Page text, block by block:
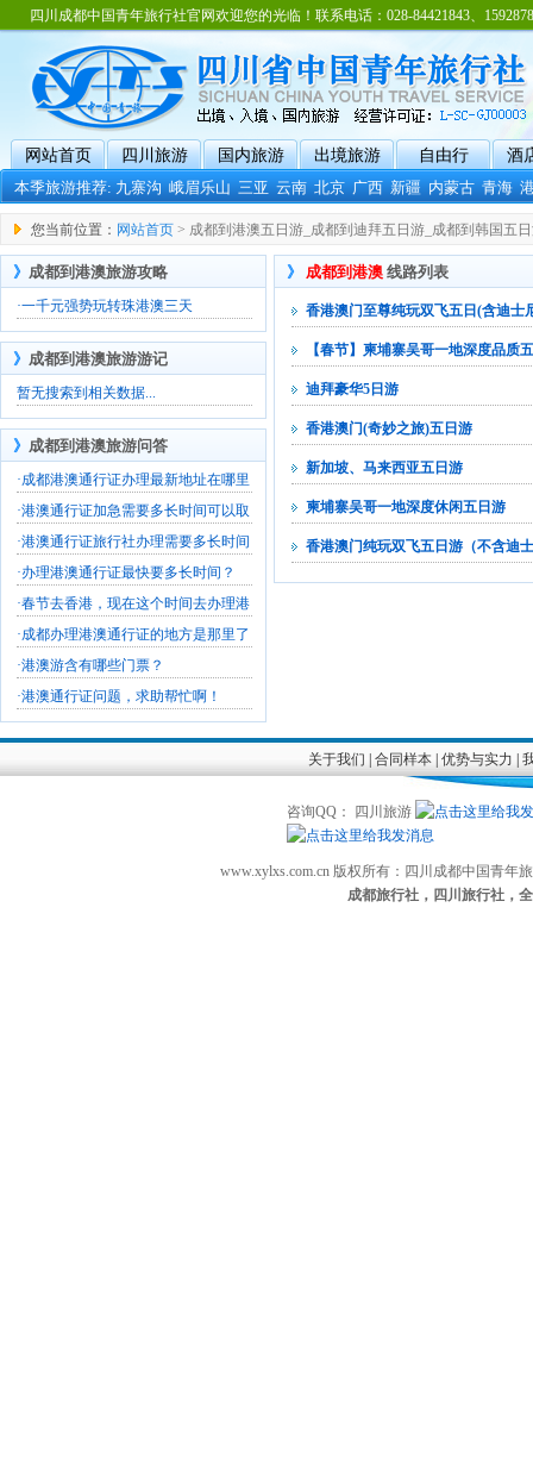
四川成都中国青年旅行社官网欢迎您的光临！联系电话：028-84421843、
网站首页 四川旅游 国内旅游 出境旅游 自由行
酒
本季旅游推荐:九寨沟 峨眉乐山 三亚 云南 北京 广西 新疆 内蒙古 青海
您当前位置： 网站首页 > 成都到港澳五日游_成都到迪拜五日游_成都到韩国五
》 成都到港澳旅游攻略
·一千元强势玩转珠港澳三天
》 成都到港澳旅游游记
暂无搜索到相关数据...
》 成都到港澳旅游问答
·成都港澳通行证办理最新地址在哪里
·港澳通行证加急需要多长时间可以取
·港澳通行证旅行社办理需要多长时间
·办理港澳通行证最快要多长时间？
·春节去香港，现在这个时间去办理港
·成都办理港澳通行证的地方是那里了
·港澳游含有哪些门票？
·港澳通行证问题，求助帮忙啊！
》 成都到港澳 线路列表
香港澳门至尊纯玩双飞五日(含迪士
【春节】柬埔寨吴哥一地深度品质
迪拜豪华5日游
香港澳门(奇妙之旅)五日游
新加坡、马来西亚五日游
柬埔寨吴哥一地深度休闲五日游
香港澳门纯玩双飞五日游（不含迪
关于我们 合同样本| 优势与实力
咨询QQ： 四川旅游
www.xylxs.com.cn 版权所有：四川成都中国青
成都旅行社，四川旅行社，